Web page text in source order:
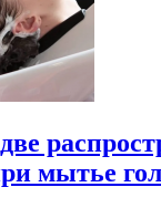
мытье